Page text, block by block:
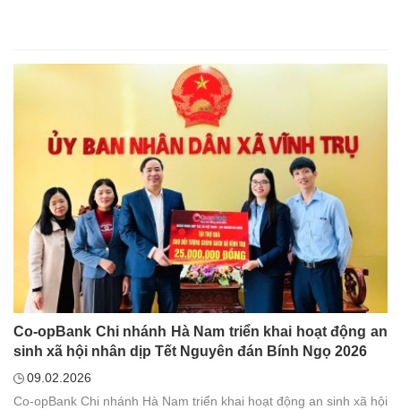
Co-opBank Chi nhánh Hà Nam triển khai hoạt động an
sinh xã hội nhân dịp Tết Nguyên đán Bính Ngọ 2026
09.02.2026
Co-opBank Chi nhánh Hà Nam triển khai hoạt động an sinh xã hội